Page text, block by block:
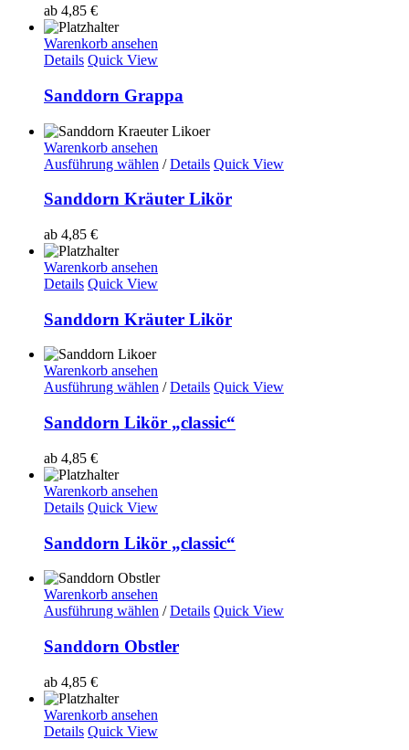
ab 4,85 €
Warenkorb ansehen
Details Quick View
Sanddorn Grappa
Warenkorb ansehen
Ausführung wählen / Details Quick View
Sanddorn Kräuter Likör
ab 4,85 €
Warenkorb ansehen
Details Quick View
Sanddorn Kräuter Likör
Warenkorb ansehen
Ausführung wählen / Details Quick View
Sanddorn Likör „classic“
ab 4,85 €
Warenkorb ansehen
Details Quick View
Sanddorn Likör „classic“
Warenkorb ansehen
Ausführung wählen / Details Quick View
Sanddorn Obstler
ab 4,85 €
Warenkorb ansehen
Details Quick View